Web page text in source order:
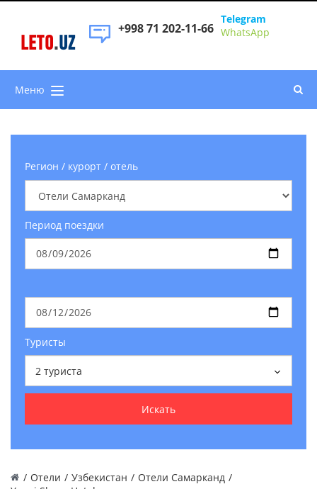
LETO.UZ
+998 71 202-11-66
Telegram
WhatsApp
Меню
Регион / курорт / отель
Период поездки
Туристы
2 туриста
Искать
/ Отели / Узбекистан / Отели Самарканд /